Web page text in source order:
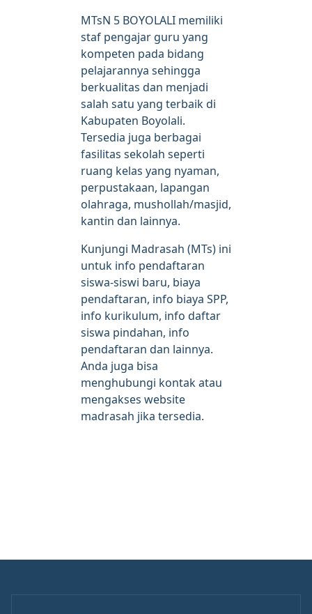
MTsN 5 BOYOLALI memiliki
staf pengajar guru yang
kompeten pada bidang
pelajarannya sehingga
berkualitas dan menjadi
salah satu yang terbaik di
Kabupaten Boyolali.
Tersedia juga berbagai
fasilitas sekolah seperti
ruang kelas yang nyaman,
perpustakaan, lapangan
olahraga, mushollah/masjid,
kantin dan lainnya.
Kunjungi Madrasah (MTs) ini
untuk info pendaftaran
siswa-siswi baru, biaya
pendaftaran, info biaya SPP,
info kurikulum, info daftar
siswa pindahan, info
pendaftaran dan lainnya.
Anda juga bisa
menghubungi kontak atau
mengakses website
madrasah jika tersedia.